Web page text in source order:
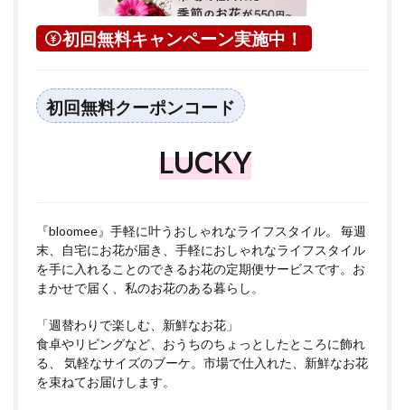
初回無料キャンペーン実施中！
初回無料クーポンコード
LUCKY
『bloomee』手軽に叶うおしゃれなライフスタイル。 毎週
末、自宅にお花が届き、手軽におしゃれなライフスタイル
を手に入れることのできるお花の定期便サービスです。お
まかせで届く、私のお花のある暮らし。
「週替わりで楽しむ、新鮮なお花」
食卓やリビングなど、おうちのちょっとしたところに飾れ
る、 気軽なサイズのブーケ。市場で仕入れた、新鮮なお花
を束ねてお届けします。